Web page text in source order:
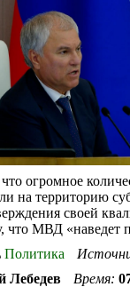
огромное
на территорию
своей
что МВД «наведет
Политика
Лебедев Время: